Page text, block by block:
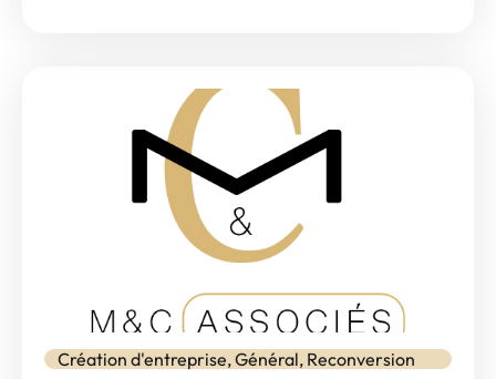
Création d'entreprise,Général, Reconversion